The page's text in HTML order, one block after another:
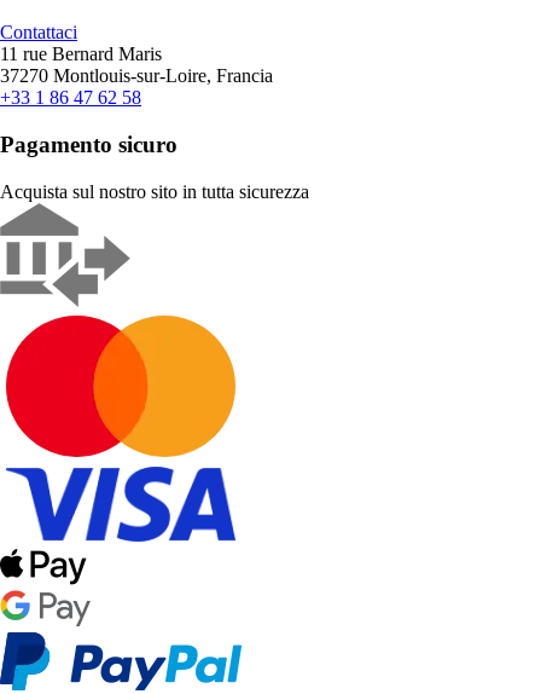
Contattaci
11 rue Bernard Maris
37270 Montlouis-sur-Loire, Francia
+33 1 86 47 62 58
Pagamento sicuro
Acquista sul nostro sito in tutta sicurezza